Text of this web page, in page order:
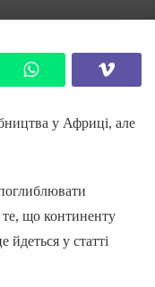
у Африці, але
що континенту
йдеться у статті